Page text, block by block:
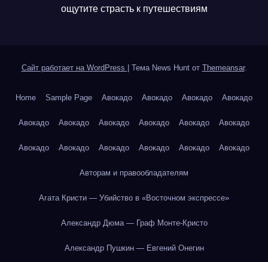
ощутите страсть к путешествиям
Сайт работает на WordPress Тема News Hunt от Themeansar.
Home Sample Page Авокадо Авокадо Авокадо Авокадо
Авокадо Авокадо Авокадо Авокадо Авокадо Авокадо
Авокадо Авокадо Авокадо Авокадо Авокадо Авокадо
Авторам и правообладателям
Агата Кристи — Убийство в «Восточном экспрессе»
Александр Дюма — Граф Монте-Кристо
Александр Пушкин — Евгений Онегин